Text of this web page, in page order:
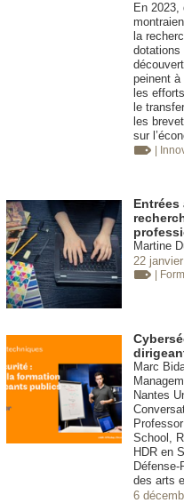
En 2023,
la
dotations
peinent à
les
le
les
sur
|
Martine
22
|
Marc
Nantes
School,
HDR en
Défense-
des arts
6